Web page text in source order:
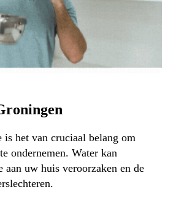
is het van cruciaal belang om
ondernemen. Water kan
aan uw huis veroorzaken en de